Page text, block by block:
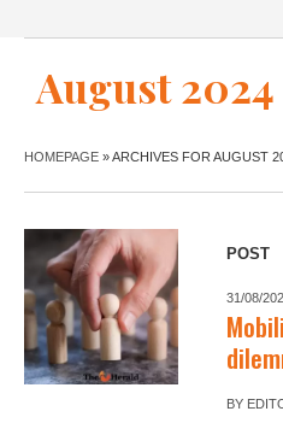
August 2024
HOMEPAGE »ARCHIVES FOR AUGUST
POST
31/08/
BY